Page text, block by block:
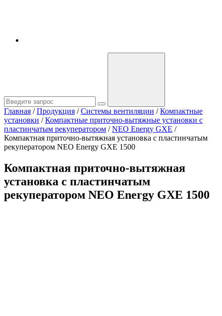
Главная / Продукция / Системы вентиляции / Компактные
установки / Компактные приточно-вытяжные установки с
пластинчатым рекуператором / NEO Energy GXE /
Компактная приточно-вытяжная установка с пластинчатым
рекуператором NEO Energy GXE 1500
Компактная приточно-вытяжная
установка с пластинчатым
рекуператором NEO Energy GXE 1500